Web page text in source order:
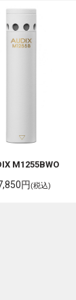
M1255BWO
円(税込)